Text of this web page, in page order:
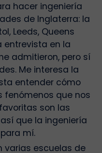
hacer ingeniería
de Inglaterra: la
Leeds, Queens
entrevista en la
admitieron, pero sí
Me interesa la
entender cómo
fenómenos que nos
son las
que la ingeniería
mí.
varias escuelas de